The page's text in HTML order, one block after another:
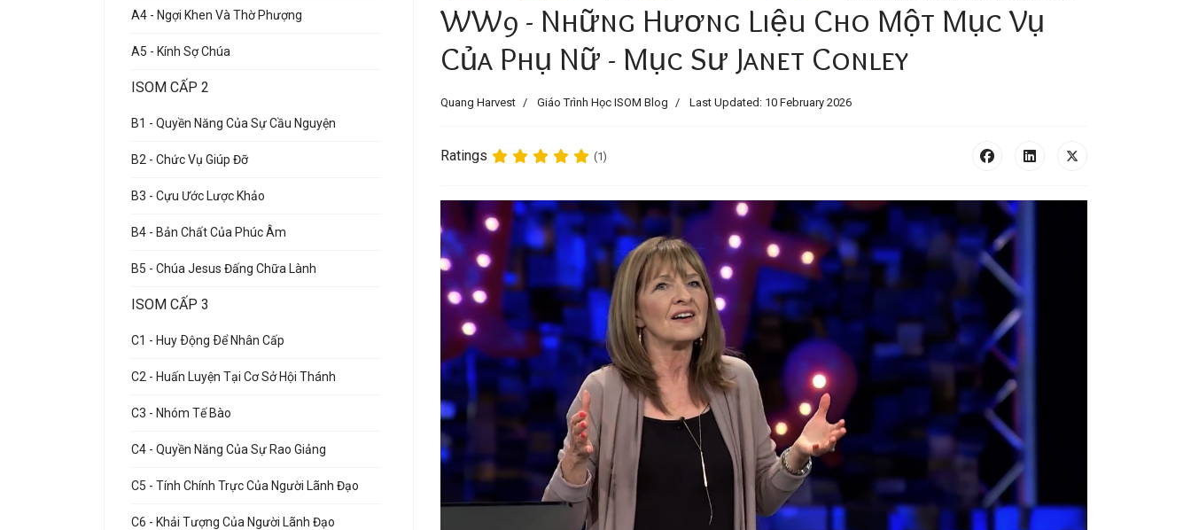
A4 - Ngợi Khen Và Thờ Phượng
A5 - Kính Sợ Chúa
ISOM CẤP 2
B1 - Quyền Năng Của Sự Cầu Nguyện
B2 - Chức Vụ Giúp Đỡ
B3 - Cựu Ước Lược Khảo
B4 - Bản Chất Của Phúc Âm
B5 - Chúa Jesus Đấng Chữa Lành
ISOM CẤP 3
C1 - Huy Ðộng Ðể Nhân Cấp
C2 - Huấn Luyện Tại Cơ Sở Hội Thánh
C3 - Nhóm Tế Bào
C4 - Quyền Năng Của Sự Rao Giảng
C5 - Tính Chính Trực Của Người Lãnh Đạo
C6 - Khải Tượng Của Người Lãnh Đạo
WW9 - Những Hương Liệu Cho Một Mục Vụ
Của Phụ Nữ - Mục Sư Janet Conley
Quang Harvest Giáo Trình Học ISOM Blog Last Updated: 10 February 2026
Ratings (1)